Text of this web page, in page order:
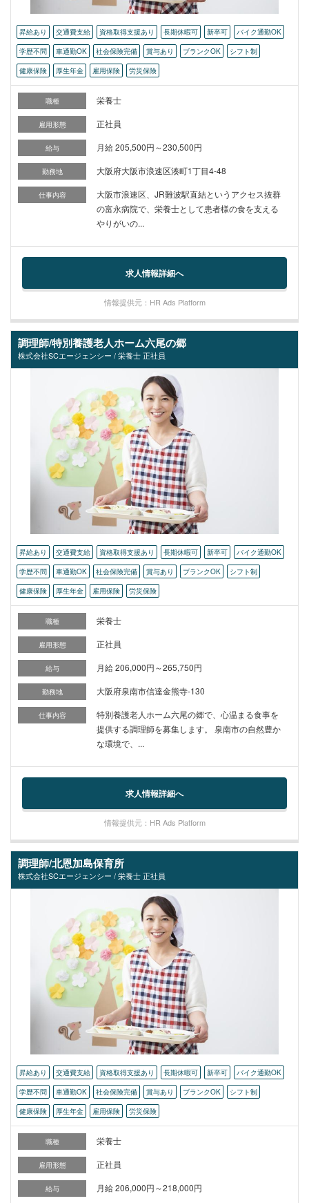
昇給あり 交通費支給 資格取得支援あり 長期休暇可 新卒可
バイク通勤OK
学歴不問
車通勤OK 社会保険完備 賞与あり ブランクOK
シフト制
健康保険
厚生年金 雇用保険 労災保険
職種 栄養士
雇用形態 正社員
給与 月給 205,500円～230,500円
勤務地 大阪府大阪市浪速区湊町1丁目4-48
仕事内容
大阪市浪速区、JR難波駅直結というアクセス抜群
の富永病院で、栄養士として患者様の食を支える
やりがいの...
求人情報詳細へ
情報提供元：HR Ads Platform
調理師/特別養護老人ホーム六尾の郷
株式会社SCエージェンシー / 栄養士 正社員
昇給あり 交通費支給 資格取得支援あり 長期休暇可 新卒可
バイク通勤OK
学歴不問
車通勤OK 社会保険完備 賞与あり ブランクOK
シフト制
健康保険
厚生年金 雇用保険 労災保険
職種 栄養士
雇用形態 正社員
給与 月給 206,000円～265,750円
勤務地 大阪府泉南市信達金熊寺-130
仕事内容
特別養護老人ホーム六尾の郷で、心温まる食事を
提供する調理師を募集します。 泉南市の自然豊か
な環境で、...
求人情報詳細へ
情報提供元：HR Ads Platform
調理師/北恩加島保育所
株式会社SCエージェンシー / 栄養士 正社員
昇給あり 交通費支給 資格取得支援あり 長期休暇可 新卒可
バイク通勤OK
学歴不問
車通勤OK 社会保険完備 賞与あり ブランクOK
シフト制
健康保険
厚生年金 雇用保険 労災保険
職種 栄養士
雇用形態 正社員
給与 月給 206,000円～218,000円